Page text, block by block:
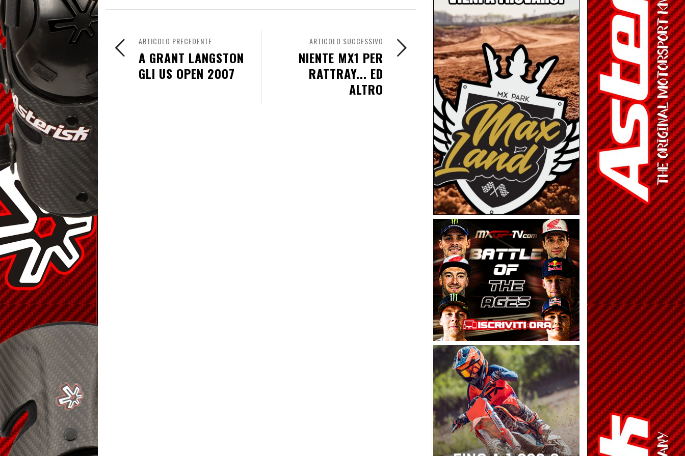
ARTICOLO SUCCESSIVO
NIENTE MX1 PER
RATTRAY... ED
ALTRO
ARTICOLO PRECEDENTE
A GRANT LANGSTON
GLI US OPEN 2007